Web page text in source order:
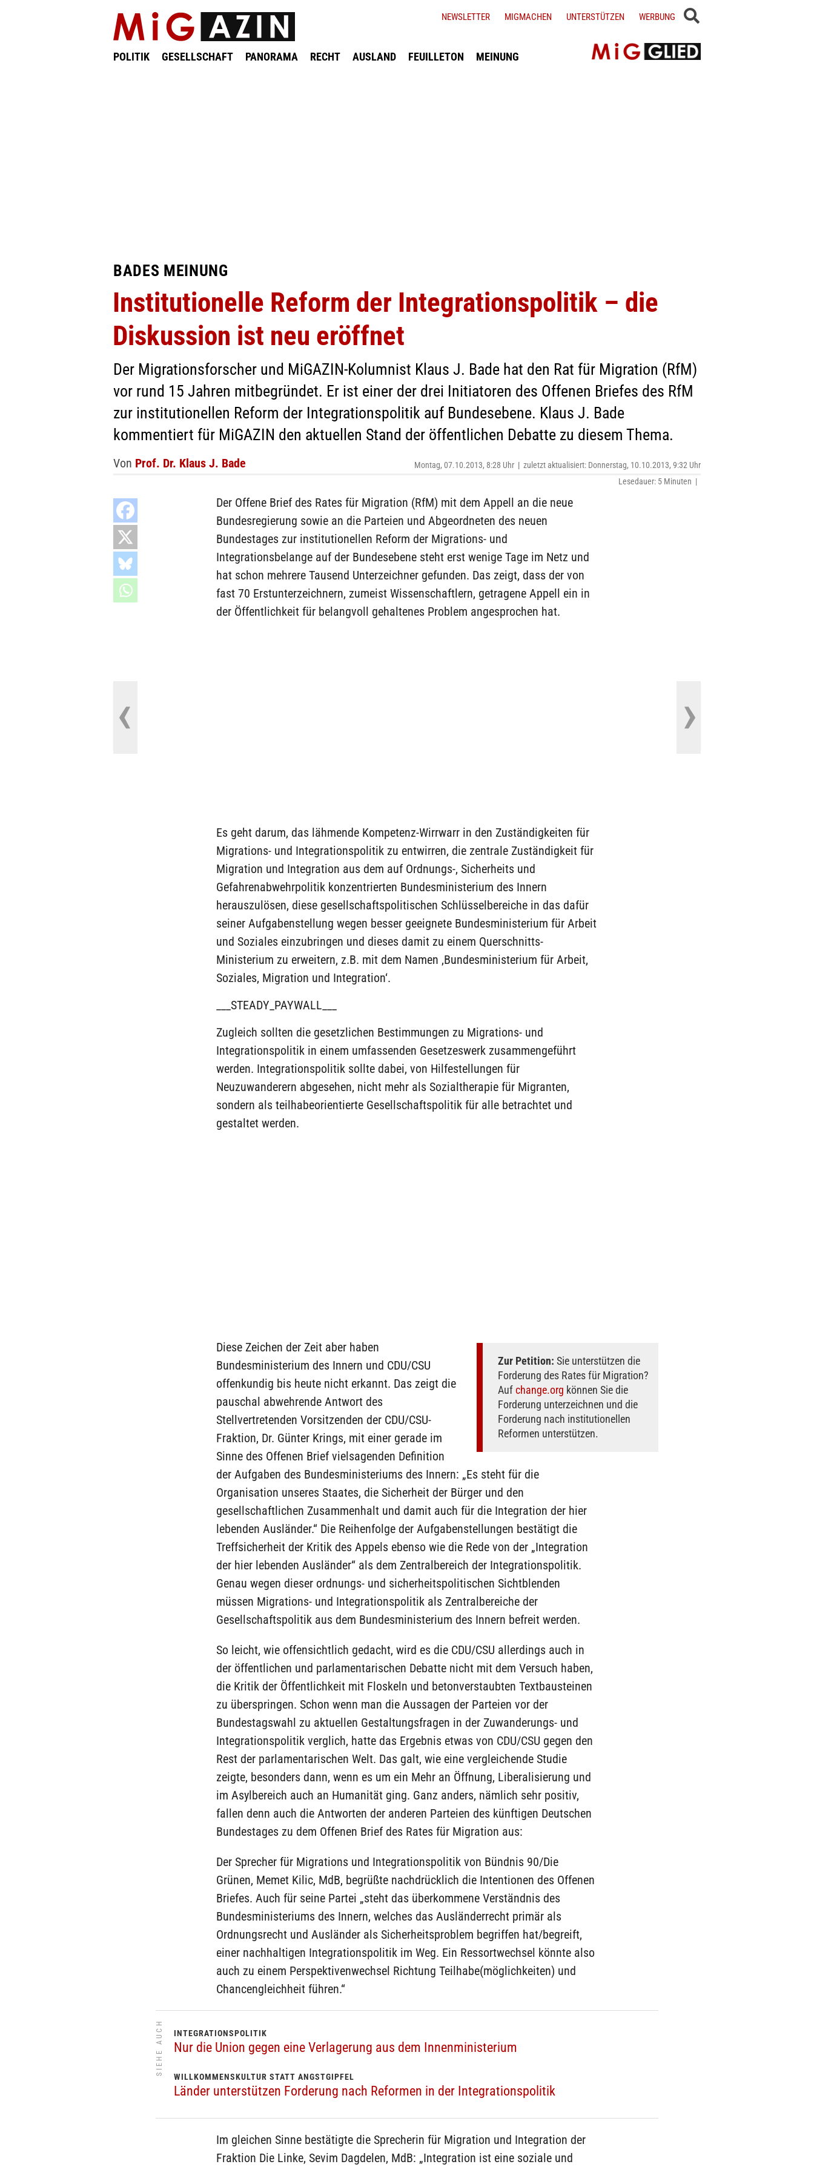
POLITIK GESELLSCHAFT PANORAMA RECHT AUSLAND FEUILLETON MEINUNG
NEWSLETTER MIGMACHEN UNTERSTÜTZEN WERBUNG
BADES MEINUNG
Institutionelle Reform der Integrationspolitik – die
Diskussion ist neu eröffnet
Der Migrationsforscher und MiGAZIN-Kolumnist Klaus J. Bade hat den Rat für Migration (RfM)
vor rund 15 Jahren mitbegründet. Er ist einer der drei Initiatoren des Offenen Briefes des RfM
zur institutionellen Reform der Integrationspolitik auf Bundesebene. Klaus J. Bade
kommentiert für MiGAZIN den aktuellen Stand der öffentlichen Debatte zu diesem Thema.
Von Prof. Dr. Klaus J. Bade Montag, 07.10.2013, 8:28 Uhr | zuletzt aktualisiert: Donnerstag, 10.10.2013, 9:32 Uhr
Lesedauer: 5 Minuten |
Der Offene Brief des Rates für Migration (RfM) mit dem Appell an die neue
Bundesregierung sowie an die Parteien und Abgeordneten des neuen
Bundestages zur institutionellen Reform der Migrations- und
Integrationsbelange auf der Bundesebene steht erst wenige Tage im Netz und
hat schon mehrere Tausend Unterzeichner gefunden. Das zeigt, dass der von
fast 70 Erstunterzeichnern, zumeist Wissenschaftlern, getragene Appell ein in
der Öffentlichkeit für belangvoll gehaltenes Problem angesprochen hat.
Es geht darum, das lähmende Kompetenz-Wirrwarr in den Zuständigkeiten für
Migrations- und Integrationspolitik zu entwirren, die zentrale Zuständigkeit für
Migration und Integration aus dem auf Ordnungs-, Sicherheits und
Gefahrenabwehrpolitik konzentrierten Bundesministerium des Innern
herauszulösen, diese gesellschaftspolitischen Schlüsselbereiche in das dafür
seiner Aufgabenstellung wegen besser geeignete Bundesministerium für Arbeit
und Soziales einzubringen und dieses damit zu einem Querschnitts-
Ministerium zu erweitern, z.B. mit dem Namen ‚Bundesministerium für Arbeit,
Soziales, Migration und Integration‘.
___STEADY_PAYWALL___
Zugleich sollten die gesetzlichen Bestimmungen zu Migrations- und
Integrationspolitik in einem umfassenden Gesetzeswerk zusammengeführt
werden. Integrationspolitik sollte dabei, von Hilfestellungen für
Neuzuwanderern abgesehen, nicht mehr als Sozialtherapie für Migranten,
sondern als teilhabeorientierte Gesellschaftspolitik für alle betrachtet und
gestaltet werden.
Zur Petition: Sie unterstützen die
Forderung des Rates für Migration?
Aufchange.org können Sie die
Forderung unterzeichnen und die
Forderung nach institutionellen
Reformen unterstützen.
Diese Zeichen der Zeit aber haben
Bundesministerium des Innern und CDU/CSU
offenkundig bis heute nicht erkannt. Das zeigt die
pauschal abwehrende Antwort des
Stellvertretenden Vorsitzenden der CDU/CSU-
Fraktion, Dr. Günter Krings, mit einer gerade im
Sinne des Offenen Brief vielsagenden Definition
der Aufgaben des Bundesministeriums des Innern: „Es steht für die
Organisation unseres Staates, die Sicherheit der Bürger und den
gesellschaftlichen Zusammenhalt und damit auch für die Integration der hier
lebenden Ausländer.“ Die Reihenfolge der Aufgabenstellungen bestätigt die
Treffsicherheit der Kritik des Appels ebenso wie die Rede von der „Integration
der hier lebenden Ausländer“ als dem Zentralbereich der Integrationspolitik.
Genau wegen dieser ordnungs- und sicherheitspolitischen Sichtblenden
müssen Migrations- und Integrationspolitik als Zentralbereiche der
Gesellschaftspolitik aus dem Bundesministerium des Innern befreit werden.
So leicht, wie offensichtlich gedacht, wird es die CDU/CSU allerdings auch in
der öffentlichen und parlamentarischen Debatte nicht mit dem Versuch haben,
die Kritik der Öffentlichkeit mit Floskeln und betonverstaubten Textbausteinen
zu überspringen. Schon wenn man die Aussagen der Parteien vor der
Bundestagswahl zu aktuellen Gestaltungsfragen in der Zuwanderungs- und
Integrationspolitik verglich, hatte das Ergebnis etwas von CDU/CSU gegen den
Rest der parlamentarischen Welt. Das galt, wie eine vergleichende Studie
zeigte, besonders dann, wenn es um ein Mehr an Öffnung, Liberalisierung und
im Asylbereich auch an Humanität ging. Ganz anders, nämlich sehr positiv,
fallen denn auch die Antworten der anderen Parteien des künftigen Deutschen
Bundestages zu dem Offenen Brief des Rates für Migration aus:
Der Sprecher für Migrations und Integrationspolitik von Bündnis 90/Die
Grünen, Memet Kilic, MdB, begrüßte nachdrücklich die Intentionen des Offenen
Briefes. Auch für seine Partei „steht das überkommene Verständnis des
Bundesministeriums des Innern, welches das Ausländerrecht primär als
Ordnungsrecht und Ausländer als Sicherheitsproblem begriffen hat/begreift,
einer nachhaltigen Integrationspolitik im Weg. Ein Ressortwechsel könnte also
auch zu einem Perspektivenwechsel Richtung Teilhabe(möglichkeiten) und
Chancengleichheit führen.“
SIEHE AUCH INTEGRATIONSPOLITIK
Nur die Union gegen eine Verlagerung aus dem Innenministerium
WILLKOMMENSKULTUR STATT ANGSTGIPFEL
Länder unterstützen Forderung nach Reformen in der Integrationspolitik
Im gleichen Sinne bestätigte die Sprecherin für Migration und Integration der
Fraktion Die Linke, Sevim Dagdelen, MdB: „Integration ist eine soziale und